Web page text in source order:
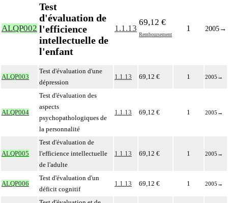
ALQP002
Test
d'évaluation de
l'efficience
intellectuelle de
l'enfant
1.1.13
69,12 €
Remboursement
1 2005→
ALQP003
Test d'évaluation d'une
dépression
1.1.13 69,12 € 1 2005 →
ALQP004
Test d'évaluation des
aspects
psychopathologiques de
la personnalité
1.1.13 69,12 € 1 2005 →
ALQP005
Test d'évaluation de
l'efficience intellectuelle
de l'adulte
1.1.13 69,12 € 1 2005 →
ALQP006
Test d'évaluation d'un
déficit cognitif
1.1.13 69,12 € 1 2005 →